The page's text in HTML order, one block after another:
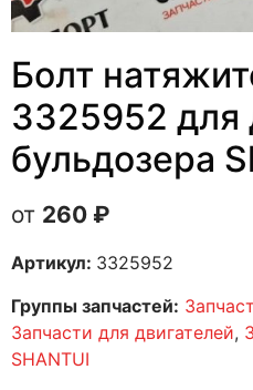
Болт
3325952 для
бульдозера
260 ₽
Артикул: 3325952
Группы запчастей:
Запчасти для двигателей,
SHANTUI